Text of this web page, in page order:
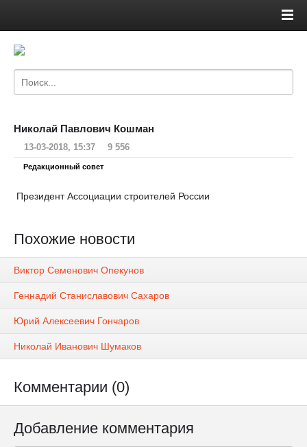
Николай Павлович Кошман
13-03-2018, 15:37 9 556
Редакционный совет
Президент Ассоциации строителей России
Похожие новости
Виктор Семенович Опекунов
Геннадий Станиславович Сахаров
Юрий Алексеевич Гончаров
Николай Иванович Шумаков
Комментарии (0)
Добавление комментария